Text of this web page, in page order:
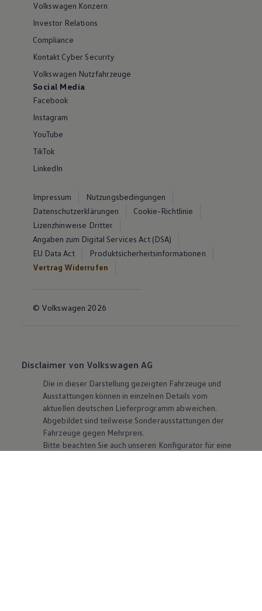
Volkswagen Konzern
Investor Relations
Compliance
Kontakt Cyber Security
Volkswagen Nutzfahrzeuge
Social Media
Facebook
Instagram
YouTube
TikTok
LinkedIn
Impressum
Nutzungsbedingungen
Datenschutzerklärungen
Cookie-Richtlinie
Lizenzhinweise Dritter
Angaben zum Digital Services Act (DSA)
EU Data Act
Produktsicherheitsinformationen
Vertrag Widerrufen
© Volkswagen 2026
Disclaimer von Volkswagen AG
Die in dieser Darstellung gezeigten Fahrzeuge und
Ausstattungen können in einzelnen Details vom
aktuellen deutschen Lieferprogramm abweichen.
Abgebildet sind teilweise Sonderausstattungen der
Fahrzeuge gegen Mehrpreis.
Bitte beachten Sie auch unseren Konfigurator für eine